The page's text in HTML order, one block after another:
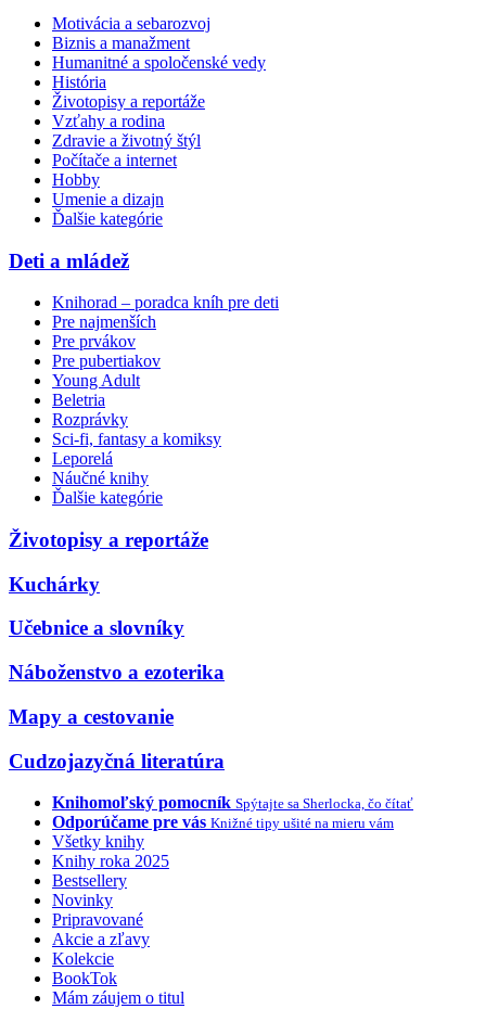
Motivácia a sebarozvoj
Biznis a manažment
Humanitné a spoločenské vedy
História
Životopisy a reportáže
Vzťahy a rodina
Zdravie a životný štýl
Počítače a internet
Hobby
Umenie a dizajn
Ďalšie kategórie
Deti a mládež
Knihorad – poradca kníh pre deti
Pre najmenších
Pre prvákov
Pre pubertiakov
Young Adult
Beletria
Rozprávky
Sci-fi, fantasy a komiksy
Leporelá
Náučné knihy
Ďalšie kategórie
Životopisy a reportáže
Kuchárky
Učebnice a slovníky
Náboženstvo a ezoterika
Mapy a cestovanie
Cudzojazyčná literatúra
Knihomoľský pomocník Spýtajte sa Sherlocka, čo čítať
Odporúčame pre vás Knižné tipy ušité na mieru vám
Všetky knihy
Knihy roka 2025
Bestsellery
Novinky
Pripravované
Akcie a zľavy
Kolekcie
BookTok
Mám záujem o titul